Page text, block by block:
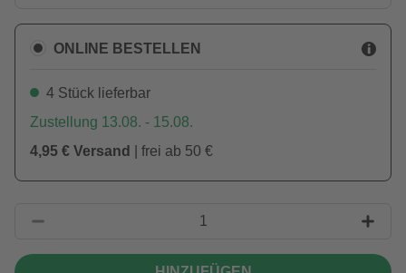
ONLINE BESTELLEN
4 Stück lieferbar
Zustellung 13.08. - 15.08.
4,95 € Versand
| frei ab 50 €